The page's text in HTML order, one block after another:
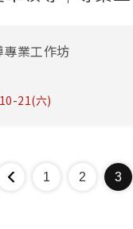
業工作坊
21(六)
1 2 3